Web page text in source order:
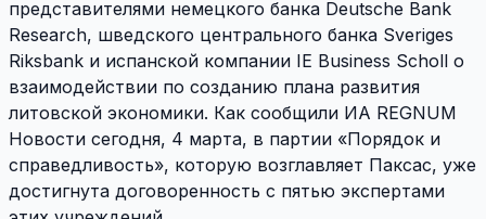
представителями немецкого банка Deutsche Bank
Research, шведского центрального банка Sveriges
Riksbank и испанской компании IE Business Scholl о
взаимодействии по созданию плана развития
литовской экономики. Как сообщили ИА REGNUM
Новости сегодня, 4 марта, в партии «Порядок и
справедливость», которую возглавляет Паксас, уже
достигнута договоренность с пятью экспертами